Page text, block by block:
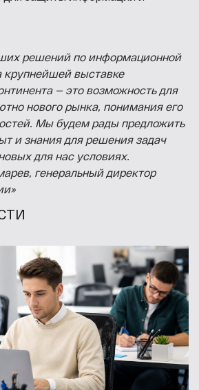
решений по информационной
крупнейшей выставке
— это возможность для
нового рынка, понимания его
Мы будем рады предложить
и знания для решения задач
для нас условиях.
, генеральный директор